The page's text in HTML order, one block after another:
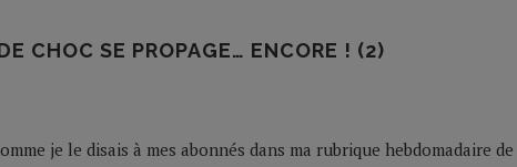
CHOC SE PROPAGE… ENCORE ! (2)
je le disais à mes abonnés dans ma rubrique hebdomadaire de